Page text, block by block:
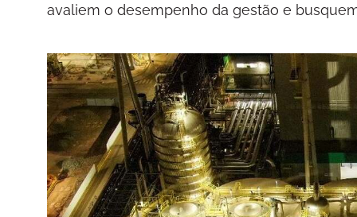
avaliem o desempenho da gestão e